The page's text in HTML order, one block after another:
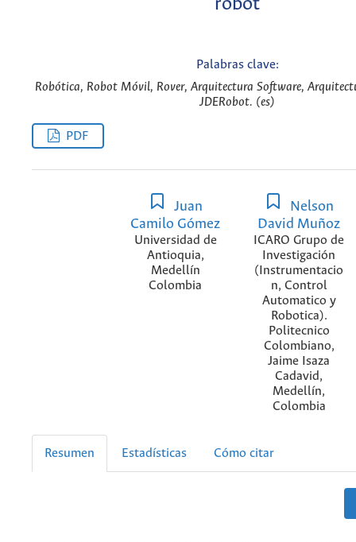
Palabras clave:
Robótica, Robot Móvil, Rover, Arquitectura Software,
JDERobot. (es)
PDF
Juan
Camilo Gómez
Universidad de
Antioquia,
Medellín
Colombia
Nelson
David Muñoz
ICARO Grupo de
Investigación
(Instrumentacio
n, Control
Automatico y
Robotica).
Politecnico
Colombiano,
Jaime Isaza
Cadavid,
Medellín,
Colombia
Resumen Estadísticas Cómo citar